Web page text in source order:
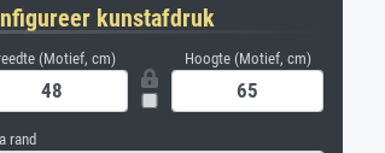
kunstafdruk
(Motief, cm) Hoogte (Motief, cm)
rand